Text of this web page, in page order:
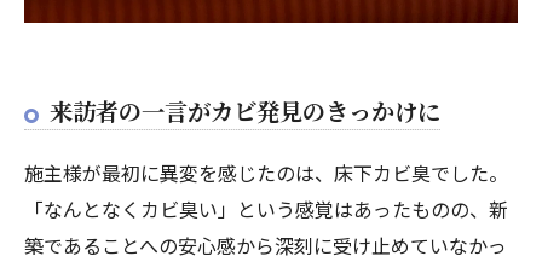
来訪者の一言がカビ発見のきっかけに
施主様が最初に異変を感じたのは、床下カビ臭でした。
「なんとなくカビ臭い」という感覚はあったものの、新
築であることへの安心感から深刻に受け止めていなかっ